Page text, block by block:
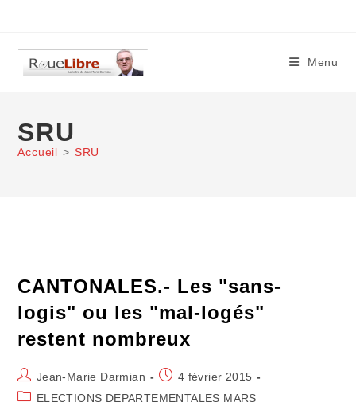
content
Menu
SRU
Accueil > SRU
CANTONALES.- Les "sans-
logis" ou les "mal-logés"
restent nombreux
Auteur/autrice
de
Jean-Marie Darmian
Publication
publiée :
4 février 2015
PostELECTIONS DEPARTEMENTALES MARS